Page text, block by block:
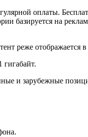
оплаты.
базируется на
реже отображается
и зарубежные